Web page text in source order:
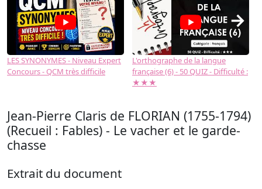
LES SYNONYMES - Niveau Expert
Concours - QCM très difficile
L'orthographe de la langue
française (6) - 50 QUIZ - Difficulté :
★★★
→
Jean-Pierre Claris de FLORIAN (1755-1794)
(Recueil : Fables) - Le vacher et le garde-
chasse
Extrait du document